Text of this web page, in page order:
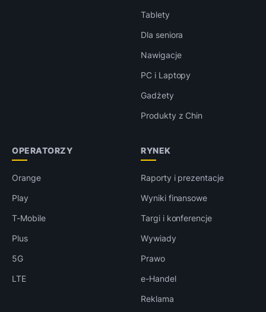
Tablety
Dla seniora
Nawigacje
PC i Laptopy
Gadżety
Produkty z Chin
OPERATORZY
Orange
Play
T-Mobile
Plus
5G
LTE
RYNEK
Raporty i prezentacje
Wyniki finansowe
Targi i konferencje
Wywiady
Prawo
e-Handel
Reklama